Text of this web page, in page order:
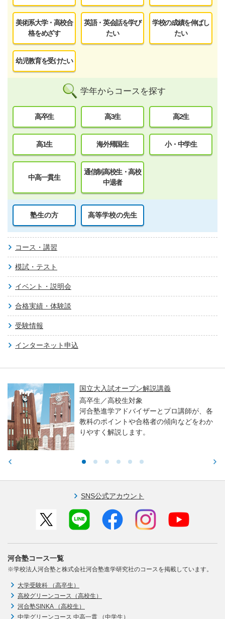
美術系大学・高校合
格をめざす
英語・英会話を学び
たい
学校の成績を伸ばし
たい
幼児教育を受けたい
学年からコースを探す
高卒生 高3生 高2生
高1生 海外帰国生 小・中学生
中高一貫生
通信制高校生・高校
中退者
塾生の方 高等学校の先生
コース・講習
模試・テスト
イベント・説明会
合格実績・体験談
受験情報
インターネット申込
国立大入試オープン解説講義
高卒生／高校生対象
河合塾進学アドバイザーとプロ講師が、各
教科のポイントや合格者の傾向などをわか
りやすく解説します。
SNS公式アカウント
河合塾コース一覧
※学校法人河合塾と株式会社河合塾進学研究社のコースを掲載しています。
大学受験科 （高卒生）
高校グリーンコース（高校生）
河合塾SINKA （高校生）
中学グリーンコース 中高一貫 （中学生）